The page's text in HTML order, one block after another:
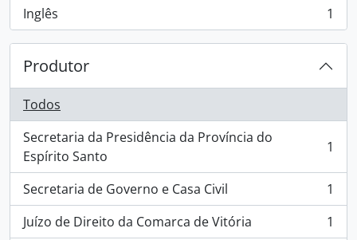
Inglês
, 1 resultados 1
Produtor
Todos
Secretaria da Presidência da Província do
Espírito Santo
, 1 resultados 1
Secretaria de Governo e Casa Civil
, 1 resultados
1
Juízo de Direito da Comarca de Vitória
, 1 resultados
1